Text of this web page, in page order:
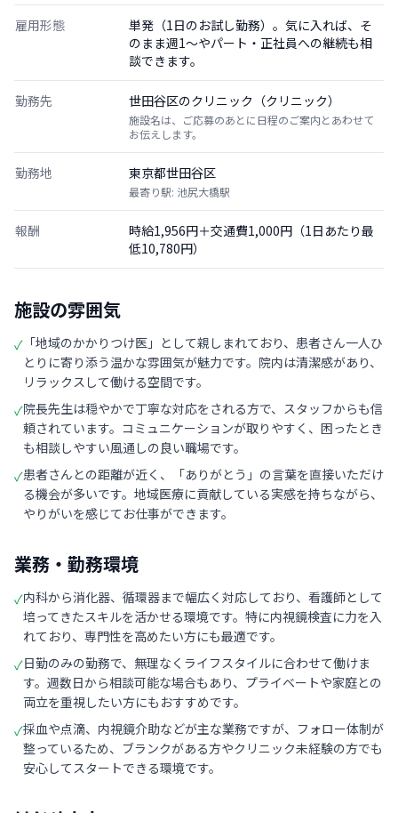
雇用形態
単発（1日のお試し勤務）。気に入れば、そ
のまま週1〜やパート・正社員への継続も相
談できます。
勤務先 世田谷区のクリニック（クリニック）
施設名は、ご応募のあとに日程のご案内とあわせて
お伝えします。
勤務地 東京都世田谷区
最寄り駅: 池尻大橋駅
報酬
時給1,956円＋交通費1,000円（1日あたり最
低10,780円）
施設の雰囲気
✓ 「地域のかかりつけ医」として親しまれており、患者さん一人ひ
とりに寄り添う温かな雰囲気が魅力です。院内は清潔感があり、
リラックスして働ける空間です。
✓院長先生は穏やかで丁寧な対応をされる方で、スタッフからも信
頼されています。コミュニケーションが取りやすく、困ったとき
も相談しやすい風通しの良い職場です。
✓患者さんとの距離が近く、「ありがとう」の言葉を直接いただけ
る機会が多いです。地域医療に貢献している実感を持ちながら、
やりがいを感じてお仕事ができます。
業務・勤務環境
✓内科から消化器、循環器まで幅広く対応しており、看護師として
培ってきたスキルを活かせる環境です。特に内視鏡検査に力を入
れており、専門性を高めたい方にも最適です。
✓日勤のみの勤務で、無理なくライフスタイルに合わせて働けま
す。週数日から相談可能な場合もあり、プライベートや家庭との
両立を重視したい方にもおすすめです。
✓採血や点滴、内視鏡介助などが主な業務ですが、フォロー体制が
整っているため、ブランクがある方やクリニック未経験の方でも
安心してスタートできる環境です。